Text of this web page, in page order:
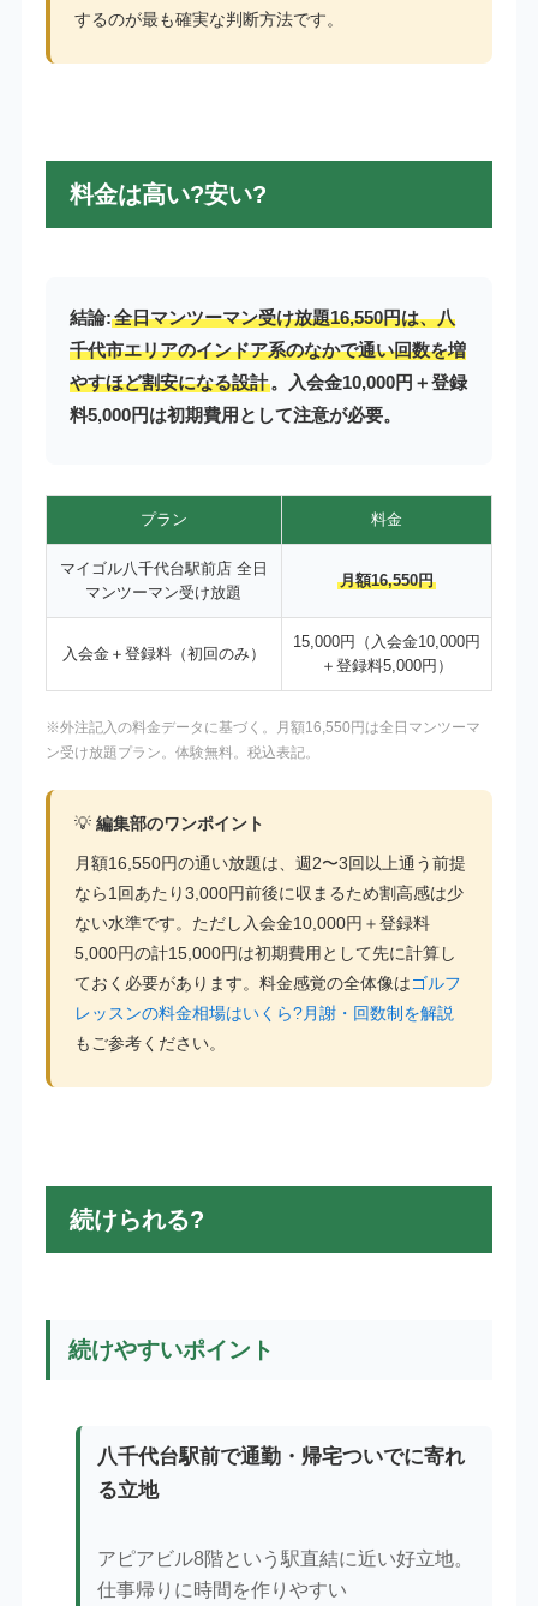
するのが最も確実な判断方法です。
料金は高い?安い?
結論:全日マンツーマン受け放題16,550円は、八
千代市エリアのインドア系のなかで通い回数を増
やすほど割安になる設計。入会金10,000円＋登録
料5,000円は初期費用として注意が必要。
プラン 料金
マイゴル八千代台駅前店 全日
マンツーマン受け放題
月額16,550円
入会金＋登録料（初回のみ）
15,000円（入会金10,000円
＋登録料5,000円）
※外注記入の料金データに基づく。月額16,550円は全日マンツーマ
ン受け放題プラン。体験無料。税込表記。
💡 編集部のワンポイント
月額16,550円の通い放題は、週2〜3回以上通う前提
なら1回あたり3,000円前後に収まるため割高感は少
ない水準です。ただし入会金10,000円＋登録料
5,000円の計15,000円は初期費用として先に計算し
ておく必要があります。料金感覚の全体像はゴルフ
レッスンの料金相場はいくら?月謝・回数制を解説
もご参考ください。
続けられる?
続けやすいポイント
八千代台駅前で通勤・帰宅ついでに寄れ
る立地
アピアビル8階という駅直結に近い好立地。
仕事帰りに時間を作りやすい